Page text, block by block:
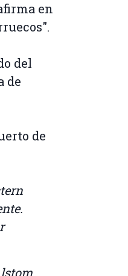
en
del
de
de